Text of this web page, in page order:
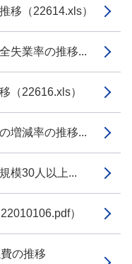
移（22614.xls）
失業率の推移...
（22616.xls）
増減率の推移...
模30人以上...
）
の推移